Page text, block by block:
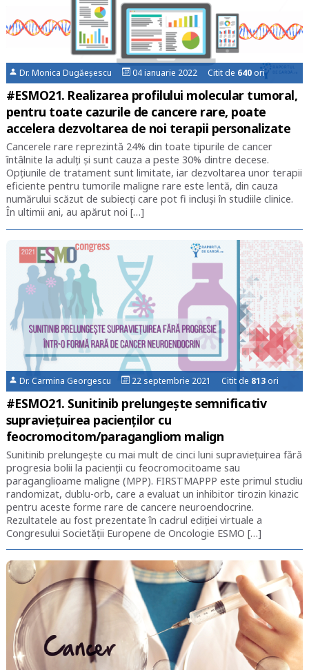
Dr. Monica Dugăeșescu 04 ianuarie 2022 Citit de 640 ori
#ESMO21. Realizarea profilului molecular tumoral,
pentru toate cazurile de cancere rare, poate
accelera dezvoltarea de noi terapii personalizate
Cancerele rare reprezintă 24% din toate tipurile de cancer
întâlnite la adulți şi sunt cauza a peste 30% dintre decese.
Opţiunile de tratament sunt limitate, iar dezvoltarea unor terapii
eficiente pentru tumorile maligne rare este lentă, din cauza
numărului scăzut de subiecţi care pot fi incluşi în studiile clinice.
În ultimii ani, au apărut noi […]
Dr. Carmina Georgescu 22 septembrie 2021 Citit de 813 ori
#ESMO21. Sunitinib prelungește semnificativ
supraviețuirea pacienților cu
feocromocitom/paragangliom malign
Sunitinib prelungește cu mai mult de cinci luni supraviețuirea fără
progresia bolii la pacienții cu feocromocitoame sau
paraganglioame maligne (MPP). FIRSTMAPPP este primul studiu
randomizat, dublu-orb, care a evaluat un inhibitor tirozin kinazic
pentru aceste forme rare de cancere neuroendocrine.
Rezultatele au fost prezentate în cadrul ediției virtuale a
Congresului Societății Europene de Oncologie ESMO […]